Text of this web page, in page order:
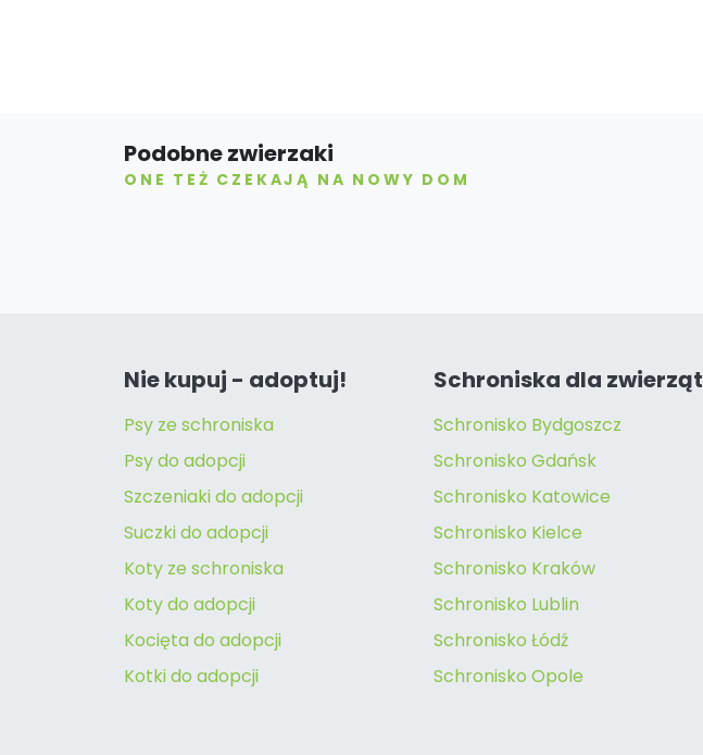
Podobne zwierzaki
ONE TEŻ CZEKAJĄ NA NOWY DOM
Nie kupuj - adoptuj!
Psy ze schroniska
Psy do adopcji
Szczeniaki do adopcji
Suczki do adopcji
Koty ze schroniska
Koty do adopcji
Kocięta do adopcji
Kotki do adopcji
Schroniska dla zwierząt
Schronisko Bydgoszcz
Schronisko Gdańsk
Schronisko Katowice
Schronisko Kielce
Schronisko Kraków
Schronisko Lublin
Schronisko Łódź
Schronisko Opole